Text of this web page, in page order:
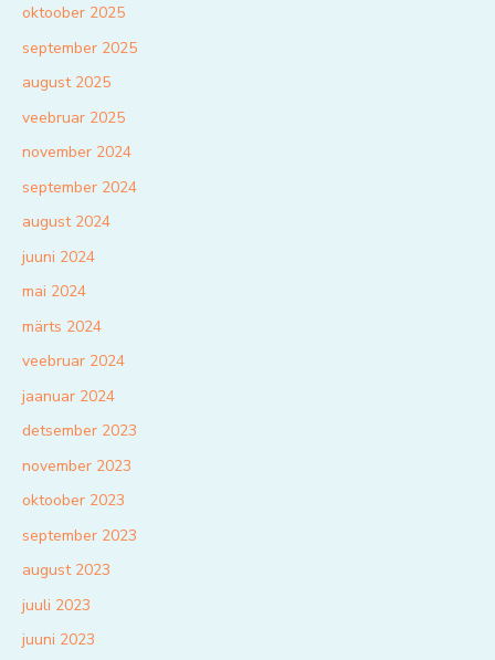
oktoober 2025
september 2025
august 2025
veebruar 2025
november 2024
september 2024
august 2024
juuni 2024
mai 2024
märts 2024
veebruar 2024
jaanuar 2024
detsember 2023
november 2023
oktoober 2023
september 2023
august 2023
juuli 2023
juuni 2023